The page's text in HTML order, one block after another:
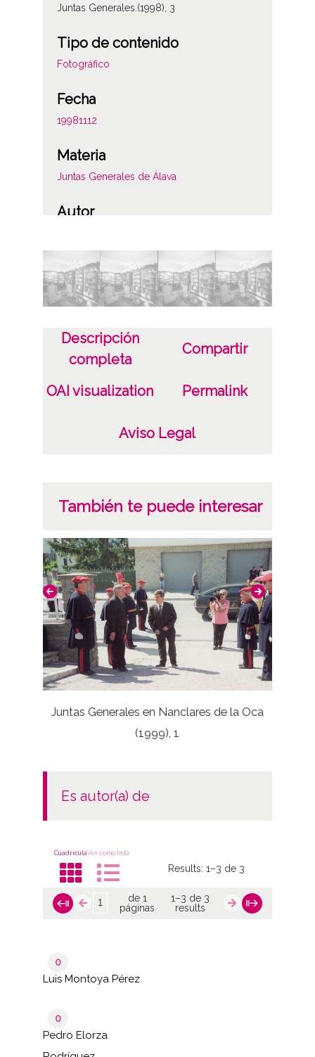
Juntas Generales.(1998), 3
Tipo de contenido
Fotográfico
Fecha
19981112
Materia
Juntas Generales de Álava
Autor
Pedro Elorza Rodríguez
Notas
Reportaje 3 de 4
Licencia de las imágenes
CC BY-NC-SA 4.0
Descripción
completa
Compartir
OAI visualization Permalink
Aviso Legal
También te puede interesar
Juntas Generales en Nanclares de la Oca
(1999), 1
es autor(a) de
CuadrículaVer como lista
Results:1–3 de 3
de 1
páginas
1–3 de 3
results
0
Luis Montoya Pérez
0
Pedro Elorza